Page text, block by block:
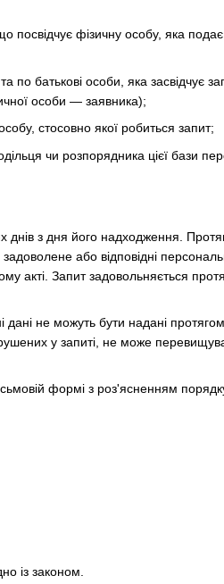
посвідчує фізичну особу, яка
батькові особи, яка засвідчує
особи — заявника);
стосовно якої робиться запит;
чи розпорядника цієї бази
з дня його надходження.
або відповідні
акті. Запит задовольняється
дані не можуть бути надані
у запиті, не може
формі з роз'ясненням
із законом.